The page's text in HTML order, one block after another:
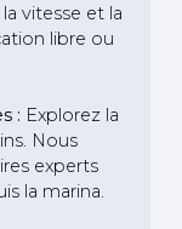
vitesse et la
libre ou
: Explorez la
Nous
experts
la marina.